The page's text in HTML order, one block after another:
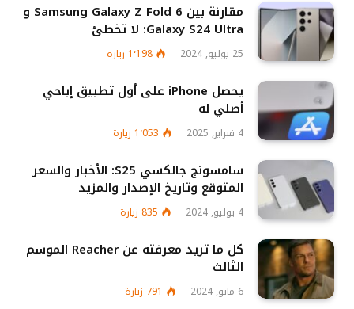
مقارنة بين Samsung Galaxy Z Fold 6 و
Galaxy S24 Ultra: لا تخطئ
25 يوليو, 2024 1٬198 زيارة
يحصل iPhone على أول تطبيق إباحي
أصلي له
4 فبراير, 2025 1٬053 زيارة
سامسونج جالكسي S25: الأخبار والسعر
المتوقع وتاريخ الإصدار والمزيد
4 يوليو, 2024 835 زيارة
كل ما تريد معرفته عن Reacher الموسم
الثالث
6 مايو, 2024 791 زيارة